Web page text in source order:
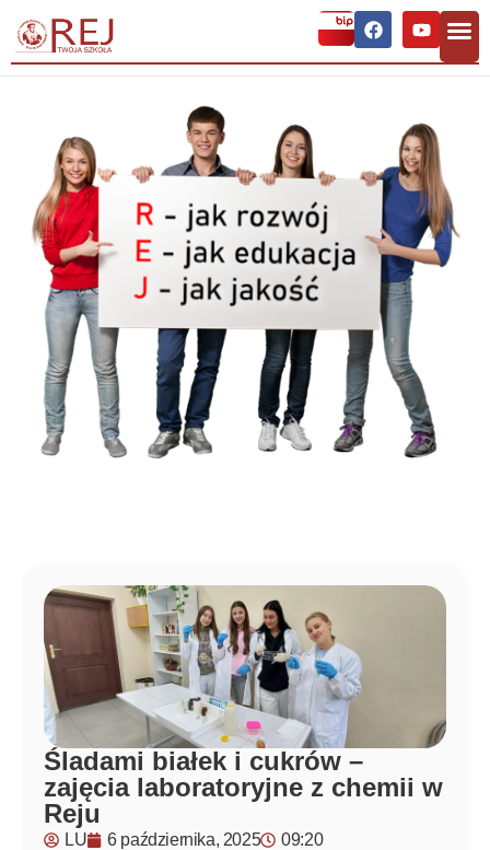
Śladami białek i cukrów –
zajęcia laboratoryjne z chemii w
Reju
LU 6 października, 2025 09:20